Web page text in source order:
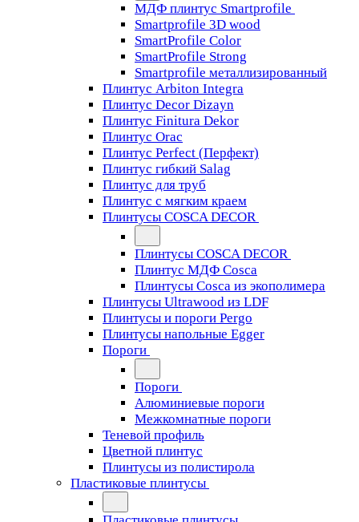
МДФ плинтус Smartprofile
Smartprofile 3D wood
SmartProfile Color
SmartProfile Strong
Smartprofile металлизированный
Плинтус Arbiton Integra
Плинтус Decor Dizayn
Плинтус Finitura Dekor
Плинтус Orac
Плинтус Perfect (Перфект)
Плинтус гибкий Salag
Плинтус для труб
Плинтус с мягким краем
Плинтусы COSCA DECOR
Плинтусы COSCA DECOR
Плинтус МДФ Cosca
Плинтусы Cosca из экополимера
Плинтусы Ultrawood из LDF
Плинтусы и пороги Pergo
Плинтусы напольные Egger
Пороги
Пороги
Алюминиевые пороги
Межкомнатные пороги
Теневой профиль
Цветной плинтус
Плинтусы из полистирола
Пластиковые плинтусы